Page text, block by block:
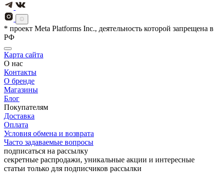
* проект Meta Platforms Inc., деятельность которой запрещена в
РФ
Карта сайта
О нас
Контакты
О бренде
Магазины
Блог
Покупателям
Доставка
Оплата
Условия обмена и возврата
Часто задаваемые вопросы
подписаться на рассылку
секретные распродажи, уникальные акции и интересные
статьи только для подписчиков рассылки